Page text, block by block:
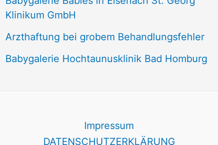
Klinikum GmbH
Arzthaftung bei grobem Behandlungsfehler
Babygalerie Hochtaunusklinik Bad Homburg
Impressum
DATENSCHUTZERKLÄRUNG